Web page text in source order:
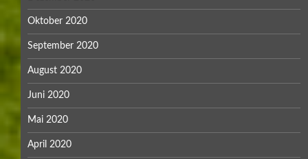
Oktober 2020
September 2020
August 2020
Juni 2020
Mai 2020
April 2020